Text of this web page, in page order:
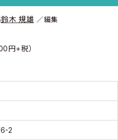
鈴木 規雄 編集
円+税）
2